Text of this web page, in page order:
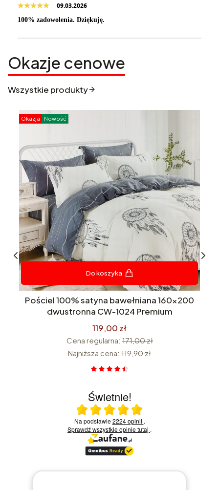
09.03.2026
100% zadowolenia. Dziękuję.
Okazje cenowe
Wszystkie produkty
Okazja Nowość
Do koszyka
Pościel 100% satyna bawełniana 160x200
dwustronna CW-1024 Premium
119,00 zł
Cena regularna: 171,00 zł
Najniższa cena: 119,90 zł
Świetnie!
Ocena średnia 5 na 5
Na podstawie2224 opinii .
Sprawdź wszystkie opinietutaj .